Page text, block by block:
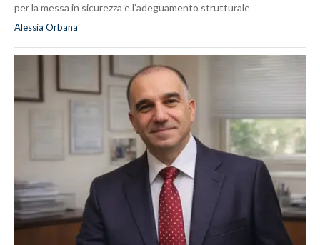
per la messa in sicurezza e l’adeguamento strutturale
Alessia Orbana